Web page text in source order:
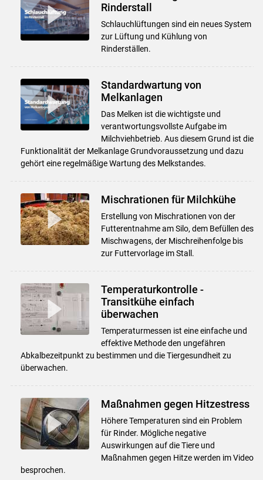
Rinderstall
Schlauchlüftungen sind ein neues System
zur Lüftung und Kühlung von
Rinderställen.
Standardwartung von
Melkanlagen
Das Melken ist die wichtigste und
verantwortungsvollste Aufgabe im
Milchviehbetrieb. Aus diesem Grund ist die
Funktionalität der Melkanlage Grundvoraussetzung und dazu
gehört eine regelmäßige Wartung des Melkstandes.
Mischrationen für Milchkühe
Erstellung von Mischrationen von der
Futterentnahme am Silo, dem Befüllen des
Mischwagens, der Mischreihenfolge bis
zur Futtervorlage im Stall.
Temperaturkontrolle -
Transitkühe einfach
überwachen
Temperaturmessen ist eine einfache und
effektive Methode den ungefähren
Abkalbezeitpunkt zu bestimmen und die Tiergesundheit zu
überwachen.
Maßnahmen gegen Hitzestress
Höhere Temperaturen sind ein Problem
für Rinder. Mögliche negative
Auswirkungen auf die Tiere und
Maßnahmen gegen Hitze werden im Video
besprochen.